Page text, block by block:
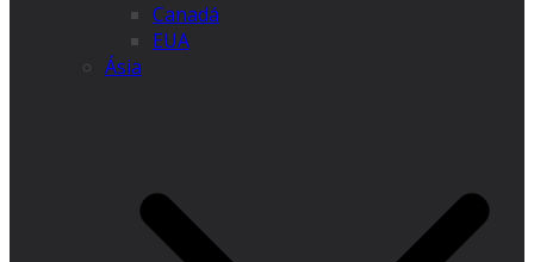
Canadá
EUA
Ásia